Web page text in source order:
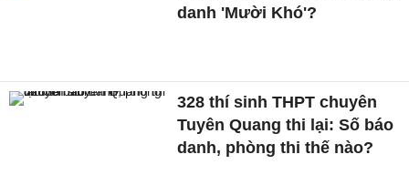
danh 'Mười Khó'?
328 thí sinh THPT chuyên
Tuyên Quang thi lại: Số báo
danh, phòng thi thế nào?